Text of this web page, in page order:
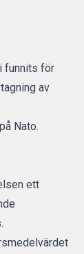
funnits för
av
Nato.
ett